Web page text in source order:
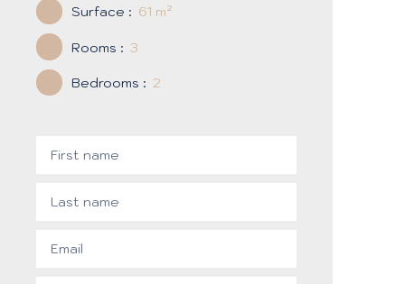
Surface : 61 m²
Rooms : 3
Bedrooms : 2
First name
Last name
Email